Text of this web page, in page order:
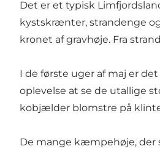
Det er et typisk
kystskrænter, strandenge
kronet af gravhøje. Fra
I de første uger af maj er
oplevelse at se de utallige
kobjælder blomstre på
De mange kæmpehøje, der